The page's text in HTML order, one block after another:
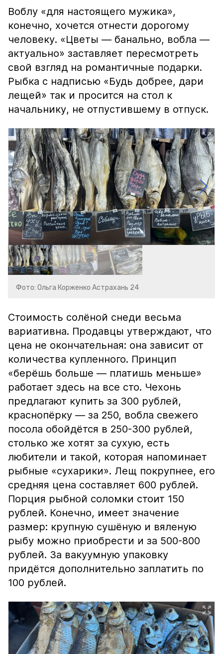
Воблу «для настоящего мужика»,
конечно, хочется отнести дорогому
человеку. «Цветы — банально, вобла —
актуально» заставляет пересмотреть
свой взгляд на романтичные подарки.
Рыбка с надписью «Будь добрее, дари
лещей» так и просится на стол к
начальнику, не отпустившему в отпуск.
Фото: Ольга Корженко Астрахань 24
Стоимость солёной снеди весьма
вариативна. Продавцы утверждают, что
цена не окончательная: она зависит от
количества купленного. Принцип
«берёшь больше — платишь меньше»
работает здесь на все сто. Чехонь
предлагают купить за 300 рублей,
краснопёрку — за 250, вобла свежего
посола обойдётся в 250-300 рублей,
столько же хотят за сухую, есть
любители и такой, которая напоминает
рыбные «сухарики». Лещ покрупнее, его
средняя цена составляет 600 рублей.
Порция рыбной соломки стоит 150
рублей. Конечно, имеет значение
размер: крупную сушёную и вяленую
рыбу можно приобрести и за 500-800
рублей. За вакуумную упаковку
придётся дополнительно заплатить по
100 рублей.